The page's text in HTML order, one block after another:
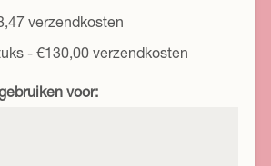
verzendkosten
- €130,00 verzendkosten
voor: